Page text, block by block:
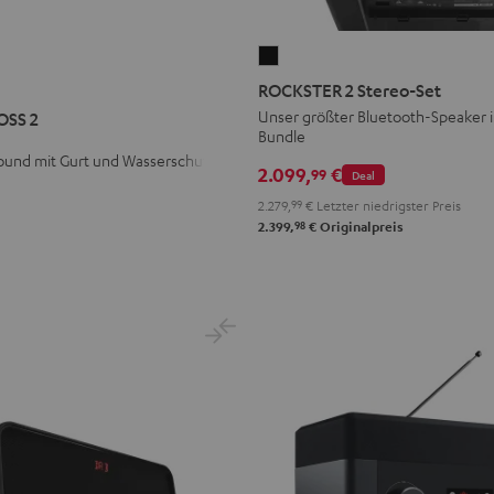
2
mit Gurt und Wasserschutz
2
Stereo-
Set
ROCKSTER 2 Stereo-Set
Unser größter Bluetooth-Speaker
Bundle
Deal
2.099,99 €
2.279, 99 € Letzter niedrigster Preis
2.399,98 € Originalpreis